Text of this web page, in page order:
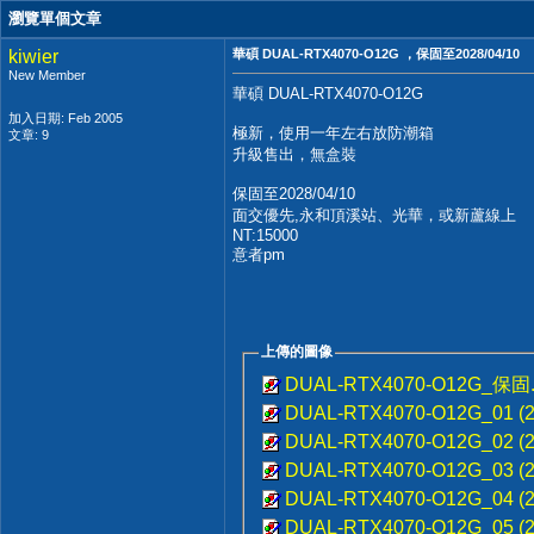
瀏覽單個文章
kiwier
New Member
加入日期: Feb 2005
文章: 9
華碩 DUAL-RTX4070-O12G ，保固至2028/04/10
華碩 DUAL-RTX4070-O12G
極新，使用一年左右放防潮箱
升級售出，無盒裝
保固至2028/04/10
面交優先,永和頂溪站、光華，或新蘆線上
NT:15000
意者pm
上傳的圖像
DUAL-RTX4070-O12G_保
DUAL-RTX4070-O12G_01
DUAL-RTX4070-O12G_02
DUAL-RTX4070-O12G_03
DUAL-RTX4070-O12G_04
DUAL-RTX4070-O12G_05